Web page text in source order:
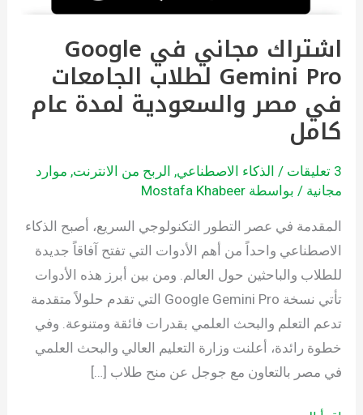
اشتراك مجاني في Google
Gemini Pro لطلاب الجامعات
في مصر والسعودية لمدة عام
كامل
3 تعليقات / الذكاء الاصطناعي, الربح من الانترنت, موارد
مجانية / بواسطة Mostafa Khabeer
المقدمة في عصر التطور التكنولوجي السريع، أصبح الذكاء
الاصطناعي واحداً من أهم الأدوات التي تفتح آفاقاً جديدة
للطلاب والباحثين حول العالم. ومن بين أبرز هذه الأدوات
تأتي نسخة Google Gemini Pro التي تقدم حلولاً متقدمة
تدعم التعلم والبحث العلمي بقدرات فائقة ومتنوعة. وفي
خطوة رائدة، أعلنت وزارة التعليم العالي والبحث العلمي
في مصر بالتعاون مع جوجل عن منح طلاب […]
لطلاب
الجامعات
مصر
والسعودية
لمدة
كامل